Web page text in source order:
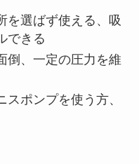
を選ばず使える、吸
できる
倒、一定の圧力を維
ポンプを使う方、